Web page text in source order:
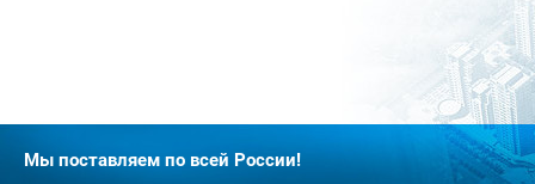
Мы поставляем по всей России!